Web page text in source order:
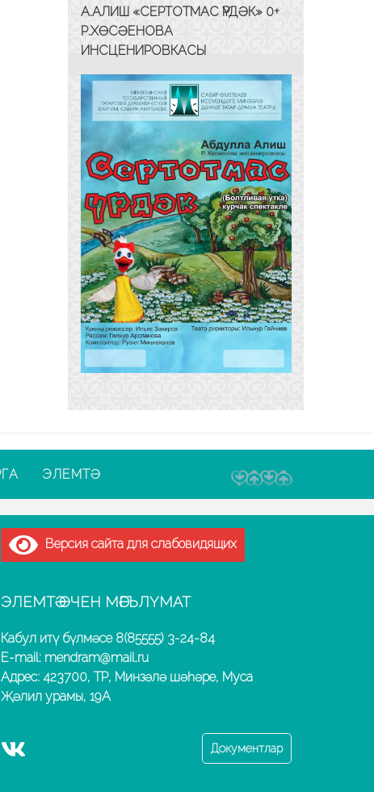
А.АЛИШ «СЕРТОТМАС ҮРДӘК» 0+
Р.ХӨСӘЕНОВА
ИНСЦЕНИРОВКАСЫ
ЭЛЕМТӘ
Версия сайта для слабовидящих
ЭЛЕМТӘ ӨЧЕН МӘГЪЛҮМАТ
Кабул итү бүлмәсе 8(85555) 3-24-84
E-mail: mendram@mail.ru
Адрес: 423700, ТР, Минзәлә шәһәре, Муса
Җәлил урамы, 19А
Документлар